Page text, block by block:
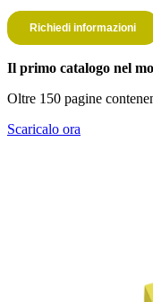
Il primo catalogo nel
Oltre 150 pagine
Scaricalo ora